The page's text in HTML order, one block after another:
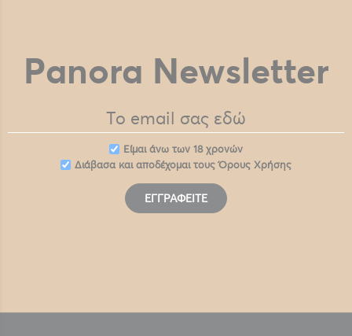
Panora Newsletter
Eίμαι άνω των 18 χρονών
Διάβασα και αποδέχομαι τουςΌρους Χρήσης
ΕΓΓΡΑΦΕΊΤΕ